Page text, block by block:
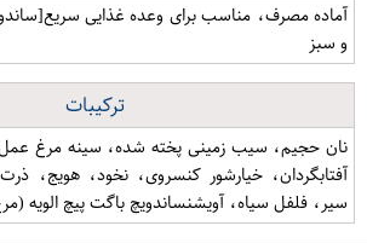
آماده مصرف، مناسب برای وعده غذایی
و سبز
ترکیبات
نان حجیم، سیب زمینی پخته شده، سینه مرغ
آفتابگردان، خیارشور کنسروی، نخود، هویج،
سیر، فلفل سیاه، آویشنساندویچ باگت پیچ الویه